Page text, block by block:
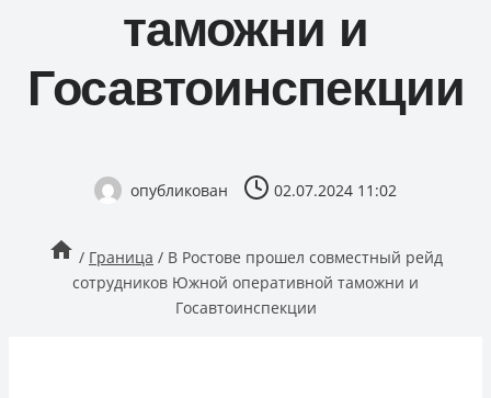
таможни и
Госавтоинспекции
опубликован 02.07.2024 11:02
/ Граница / В Ростове прошел совместный рейд
сотрудников Южной оперативной таможни и
Госавтоинспекции